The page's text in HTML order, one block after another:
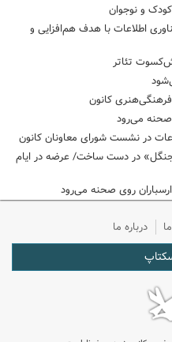
و نوجوان
اطلاعات با هدف هم‌افزایی و
تئاتر
صحنه می‌رود
در نشست شورای معاونان کانون
در دست ساخت/ عرضه در ایام
روی صحنه می‌رود
درباره ما